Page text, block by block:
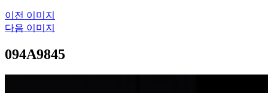
이전 이미지
다음 이미지
094A9845